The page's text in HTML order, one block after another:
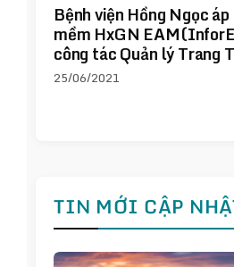
Bệnh viện Hồng Ngọc
mềm HxGN
công tác Quản lý Trang
25/06/2021
TIN MỚI CẬP